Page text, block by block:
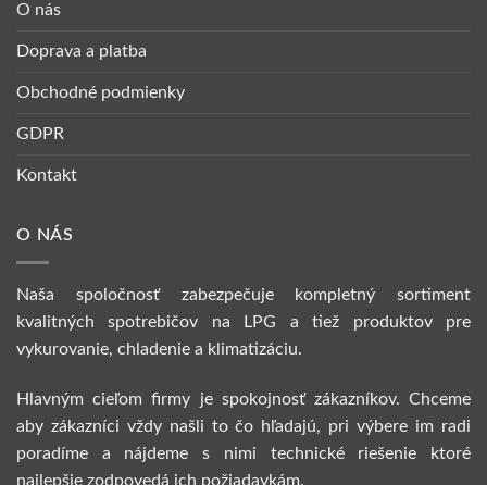
O nás
Doprava a platba
Obchodné podmienky
GDPR
Kontakt
O NÁS
Naša spoločnosť zabezpečuje kompletný sortiment
kvalitných spotrebičov na LPG a tiež produktov pre
vykurovanie, chladenie a klimatizáciu.
Hlavným cieľom firmy je spokojnosť zákazníkov. Chceme
aby zákazníci vždy našli to čo hľadajú, pri výbere im radi
poradíme a nájdeme s nimi technické riešenie ktoré
najlepšie zodpovedá ich požiadavkám.